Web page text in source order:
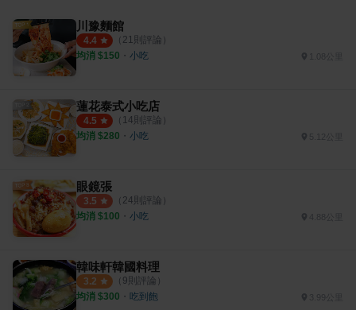
川豫麵館
4.4 （ 21則評論）
均消 $150 ・ 小吃
蓮花泰式小吃店
4.5 （ 14則評論）
均消 $280 ・ 小吃 5.12公里
眼鏡張
3.5 （ 24則評論）
均消 $100 ・ 小吃 4.88公里
韓味軒韓國料理
3.2 （ 9則評論）
均消 $300 ・ 吃到飽